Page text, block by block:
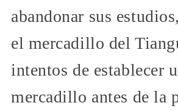
abandonar sus
el mercadillo del
intentos de establecer
mercadillo antes de la